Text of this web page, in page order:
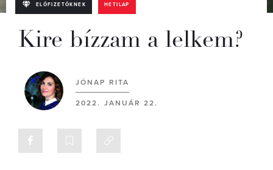
ELŐFIZETŐKNEK HETILAP
Kire bízzam a lelkem?
JÓNAP RITA
2022. JANUÁR 22.